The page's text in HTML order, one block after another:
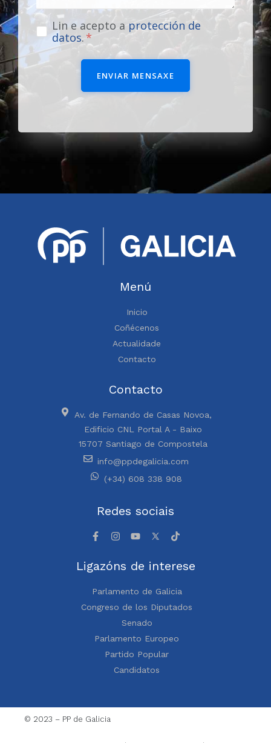
Lin e acepto a protección de
datos.
ENVIAR MENSAXE
Menú
Inicio
Coñécenos
Actualidade
Contacto
Contacto
Av. de Fernando de Casas Novoa,
Edificio CNL Portal A - Baixo
15707 Santiago de Compostela
info@ppdegalicia.com
(+34) 608 338 908
Redes sociais
Ligazóns de interese
Parlamento de Galicia
Congreso de los Diputados
Senado
Parlamento Europeo
Partido Popular
Candidatos
© 2023 – PP de Galicia